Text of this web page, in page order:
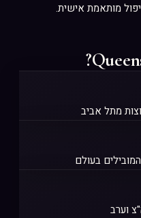
מותאמת אישית.
מתל אביב
וערב